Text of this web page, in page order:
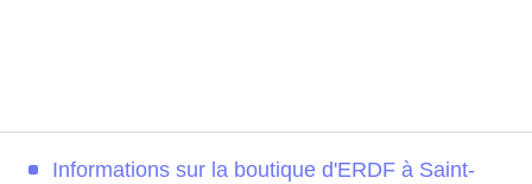
Informations sur la boutique d'ERDF à Saint-